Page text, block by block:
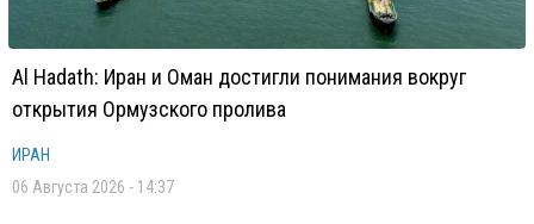
Al Hadath: Иран и Оман достигли понимания вокруг
открытия Ормузского пролива
ИРАН
06 Августа 2026 - 14:37